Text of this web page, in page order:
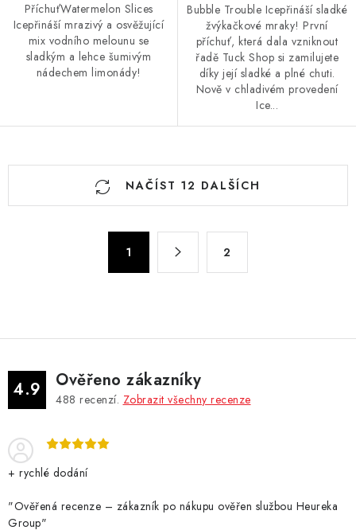
PříchuťWatermelon Slices
Icepřináší mrazivý a osvěžující
mix vodního melounu se
sladkým a lehce šumivým
nádechem limonády!
Bubble Trouble Icepřináší sladké
žvýkačkové mraky! První
příchuť, která dala vzniknout
řadě Tuck Shop si zamilujete
díky její sladké a plné chuti.
Nově v chladivém provedení
Ice...
O
p
v
k
v
ý
p
i
NAČÍST 12 DALŠÍCH
k
v
á
n
1 2
4.9 Ověřeno zákazníky
488 recenzí. Zobrazit všechny recenze
+ rychlé dodání
"Ověřená recenze – zákazník po nákupu ověřen službou Heureka
Group"